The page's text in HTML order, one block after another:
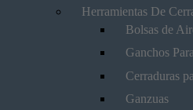
Herramientas De
Bolsas de
Ganchos
Cerraduras
Ganzuas